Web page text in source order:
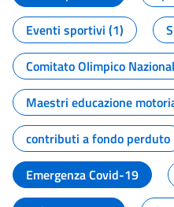
Eventi sportivi (1)
Comitato Olimpico
Maestri educazione
contributi a fondo perduto
Emergenza Covid-19